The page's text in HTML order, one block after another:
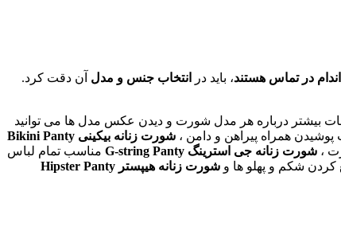
در تماس هستند، باید در انتخاب جنس و مدل آن دقت کرد.
بیشتر درباره هر مدل شورت و دیدن عکس مدل ها می توانید
همراه پیراهن و دامن ، شورت زنانه بیکینی Bikini Panty
، شورت زنانه جی استرینگ G-string Panty
مناسب تمام لباس
شکم و پهلو ها و شورت زنانه هیپستر Hipster Panty